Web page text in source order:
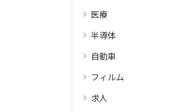
医療
半導体
自動車
フィルム
求人